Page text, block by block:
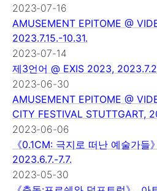
2023-07-16
AMUSEMENT EPITOME @
2023.7.15.-10.31.
2023-07-14
제3언어 @ EXIS 2023,
2023-06-30
AMUSEMENT EPITOME @
CITY FESTIVAL STUTTGART,
2023-06-06
《0.1CM: 극지로 떠난 예술가들
2023.6.7.-7.7.
2023-05-30